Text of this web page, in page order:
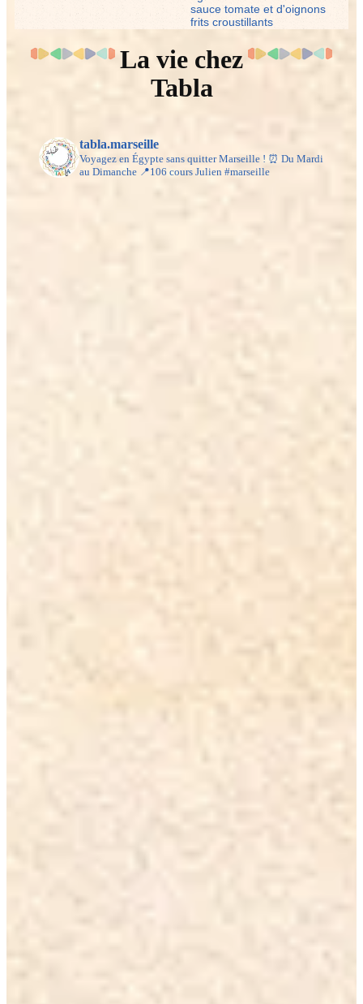
sauce tomate et d'oignons
frits croustillants
La vie chez
Tabla
tabla.marseille
Voyagez en Égypte sans quitter Marseille ! ⏰️ Du Mardi
au Dimanche 📍106 cours Julien #marseille